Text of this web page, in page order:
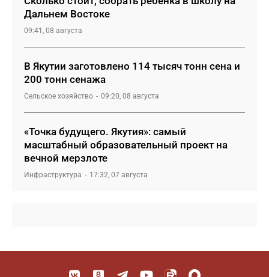
Дальнем Востоке
09:41, 08 августа
В Якутии заготовлено 114 тысяч тонн сена и
200 тонн сенажа
Сельское хозяйство 09:20, 08 августа
«Точка будущего. Якутия»: самый
масштабный образовательный проект на
вечной мерзлоте
Инфраструктура 17:32, 07 августа